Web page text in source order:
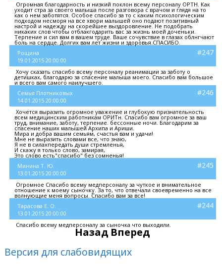
Огромная благодарность и низкий поклон всему персоналу ОРТН. Как
уходит стра за своего малыша после разговора с врачом и глядя на то
как о нем заботятся. Особое спасибо за то с каким психологическим
подходом несморя на все хвори малышей оно подают позитивный
настрой и надежду на скорейшее выздоровление. Не подобрать
никаких слов чтобы отблакгодарить вас за жизнь моей доченьки.
Терпение и сил вам в вашем труде. Ваше сочувствие в глазах облнгчают
боль на сердце. Долгих вам лет жизни и здоровья.СПАСИБО.
Рощина
19.01.2015 20:00:00
#247
Хочу сказать спасибо всему персоналу реанимации за заботу о
детишках, благодарю за спасение малыша моего. Спасибо вам большое
и всего вам самого наилучшего.
Семья Плотниковых
14.01.2015 20:00:00
#246
Хочется выразить огромное уважение и глубокую признательность
всем медицинским работникам ОРИТн. Спасибо вам огромное за ваш
труд, внимание, заботу, терпение. бессонные ночи. Благодарим за
спасение наших малышей Архипа и Ариши.
Мира и добра вашим семьям, счастья вам и удачи!
Мне не выразить словами все, что знаю,
Я не в силахпередать души стремленья,
И скажу я только слово, замирая,
Это слово есть"спасибо" без сомненья!
Минина Т. Ю.
13.01.2015 20:00:00
#245
Огромное Спасибо всему медперсоналу за чуткое и внимательное
отношение к моему сыночку. За то, что отвечали своевременно на все
волнующие меня вопросы. Спасибо вам за все!
Тарасова Е. О.
13.01.2015 20:00:00
#244
Спасибо всему медперсоналу за сыночка что выходили.
Назад Вперед
Версия для слабовидящих